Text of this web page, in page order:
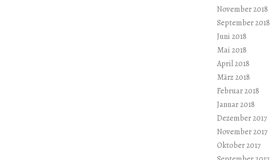
November 2018
September 2018
Juni 2018
Mai 2018
April 2018
März 2018
Februar 2018
Januar 2018
Dezember 2017
November 2017
Oktober 2017